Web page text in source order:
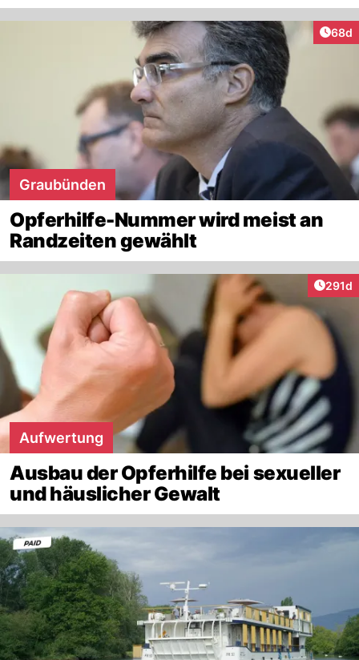
68d
Graubünden
Opferhilfe-Nummer wird meist an
Randzeiten gewählt
291d
Aufwertung
Ausbau der Opferhilfe bei sexueller
und häuslicher Gewalt